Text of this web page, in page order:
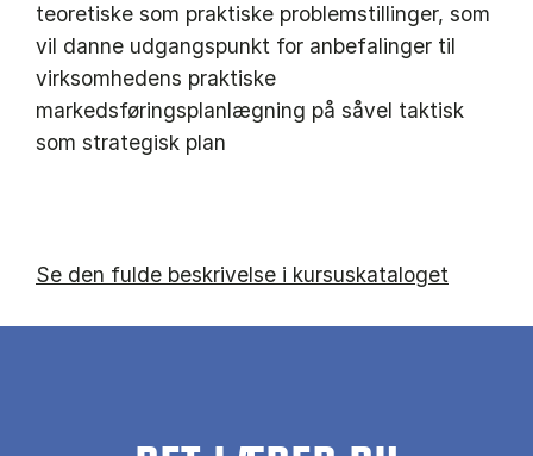
teoretiske som praktiske problemstillinger, som
vil danne udgangspunkt for anbefalinger til
virksomhedens praktiske
markedsføringsplanlægning på såvel taktisk
som strategisk plan
Se den fulde beskrivelse i kursuskataloget